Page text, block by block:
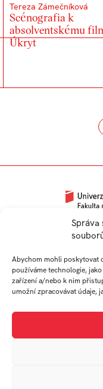
Správa
Abychom mohli poskytovat
používáme technologie,
zařízení a/nebo k nim
umožní zpracovávat údaje,
Tereza Zámečníková
Scénografia k
absolventskému
Úkryt
FB